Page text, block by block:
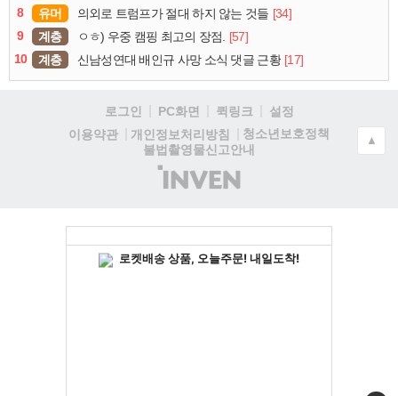
8
유머 의외로 트럼프가 절대 하지 않는 것들 [34]
9
계층 ㅇㅎ) 우중 캠핑 최고의 장점.
[57]
10
계층 신남성연대 배인규 사망 소식 댓글 근황 [17]
로그인 PC화면 퀵링크
설정
이용약관
개인정보처리방침
청소년보호정책
불법촬영물신고안내
(주)
인
▲